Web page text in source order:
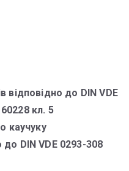
відповідно до DIN VDE
кл. 5
каучуку
DIN VDE 0293-308